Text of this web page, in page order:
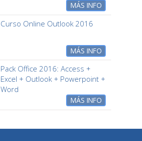
MÁS INFO
Curso Online Outlook 2016
MÁS INFO
Pack Office 2016: Access +
Excel + Outlook + Powerpoint +
Word
MÁS INFO